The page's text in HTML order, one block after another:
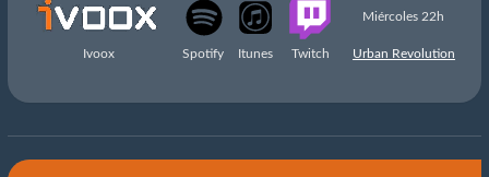
Miércoles 22h
Ivoox Spotify Itunes Twitch Urban Revolution